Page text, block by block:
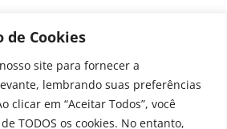
de Cookies
site para fornecer a
lembrando suas preferências
clicar em “Aceitar Todos”, você
TODOS os cookies. No entanto,
Política
de Privacidade
Acessibilidade